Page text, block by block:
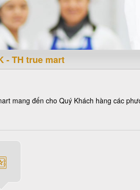
- TH true mart
mang đến cho Quý Khách hàng các